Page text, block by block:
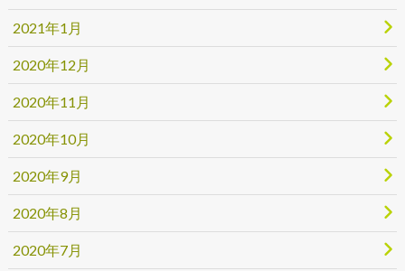
2021年1月
2020年12月
2020年11月
2020年10月
2020年9月
2020年8月
2020年7月